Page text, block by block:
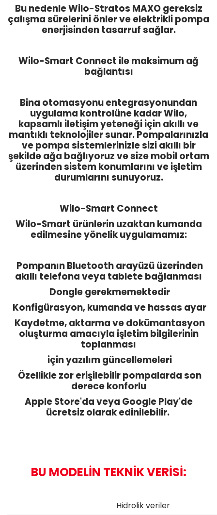
Bu nedenle Wilo-Stratos MAXO gereksiz
çalışma sürelerini önler ve elektrikli pompa
enerjisinden tasarruf sağlar.
Wilo-Smart Connect ile maksimum ağ
bağlantısı
Bina otomasyonu entegrasyonundan
uygulama kontrolüne kadar Wilo,
kapsamlı iletişim yeteneği için akıllı ve
mantıklı teknolojiler sunar. Pompalarınızla
ve pompa sistemlerinizle sizi akıllı bir
şekilde ağa bağlıyoruz ve size mobil ortam
üzerinden sistem konumlarını ve işletim
durumlarını sunuyoruz.
Wilo-Smart Connect
Wilo-Smart ürünlerin uzaktan kumanda
edilmesine yönelik uygulamamız:
Pompanın Bluetooth arayüzü üzerinden
akıllı telefona veya tablete bağlanması
Dongle gerekmemektedir
Konfigürasyon, kumanda ve hassas ayar
Kaydetme, aktarma ve dokümantasyon
oluşturma amacıyla işletim bilgilerinin
toplanması
için yazılım güncellemeleri
Özellikle zor erişilebilir pompalarda son
derece konforlu
Apple Store'da veya Google Play'de
ücretsiz olarak edinilebilir.
BU MODELİN TEKNİK VERİSİ:
Hidrolik veriler